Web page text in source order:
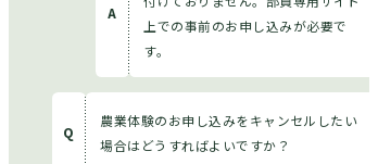
上での事前のお申し込みが必要で
す。
農業体験のお申し込みをキャンセルしたい
場合はどうすればよいですか？